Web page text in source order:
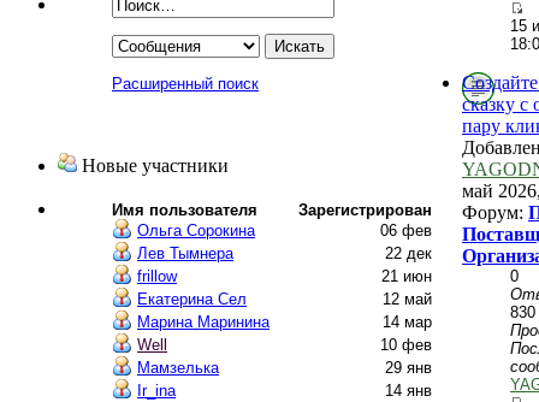
Расширенный поиск
Новые участники
Имя пользователя
Зарегистрирован
Ольга Сорокина
06 фев
Лев Тымнера
22 дек
frillow
21 июн
Екатерина Сел
12 май
Марина Маринина
14 мар
Well
10 фев
Мамзелька
29 янв
Ir_ina
14 янв
15
сказку с
пару
май
Форум:
0
830